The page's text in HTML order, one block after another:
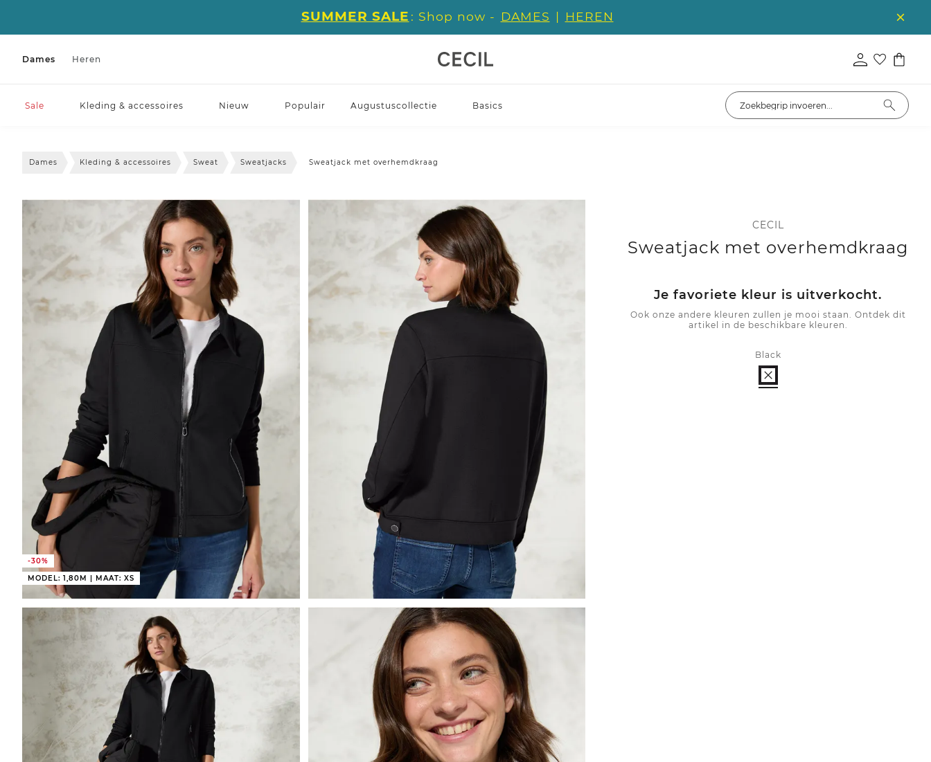
SUMMER SALE : Shop now - DAMES | HEREN
Dames Heren
Sale Kleding & accessoires Nieuw Populair Augustuscollectie Basics
Dames Kleding & accessoires Sweat Sweatjacks Sweatjack met overhemdkraag
-30%
MODEL: 1,80M | MAAT: XS
CECIL
Sweatjack met overhemdkraag
Je favoriete kleur is uitverkocht.
Ook onze andere kleuren zullen je mooi staan. Ontdek dit
artikel in de beschikbare kleuren.
Black